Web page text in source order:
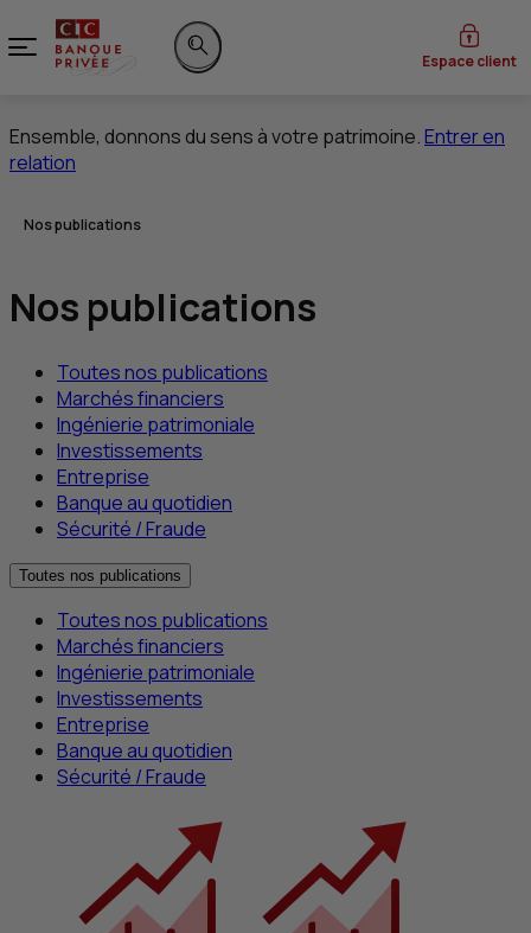
Menu
Rechercher sur le site
Espace client
Ensemble, donnons du sens à votre patrimoine.Entrer en
relation
Nos publications
Nos publications
Toutes nos publications
Marchés financiers
Ingénierie patrimoniale
Investissements
Entreprise
Banque au quotidien
Sécurité / Fraude
Toutes nos publications
Toutes nos publications
Marchés financiers
Ingénierie patrimoniale
Investissements
Entreprise
Banque au quotidien
Sécurité / Fraude